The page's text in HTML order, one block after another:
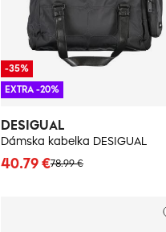
DESIGUAL
Dámska kabelka DESIGUAL
78.99 €
40.79 €
-35%
EXTRA -20%